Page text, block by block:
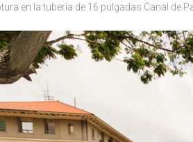
en la tubería de 16 pulgadas Canal de